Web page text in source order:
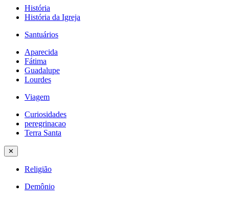
História
História da Igreja
Santuários
Aparecida
Fátima
Guadalupe
Lourdes
Viagem
Curiosidades
peregrinacao
Terra Santa
✕
Religião
Demônio